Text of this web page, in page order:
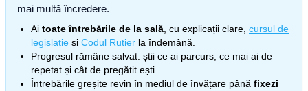
mai multă încredere.
Ai toate întrebările de la sală , cu explicații clare, cursul de
legislație și Codul Rutier la îndemână.
Progresul rămâne salvat: știi ce ai parcurs, ce mai ai de
repetat și cât de pregătit ești.
Întrebările greșite revin în mediul de învățare până fixezi